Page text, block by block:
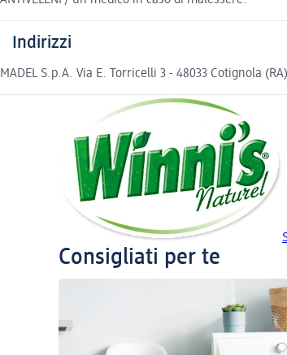
Indirizzi
MADEL S.p.A. Via E. Torricelli 3 - 48033 Cotignola
Consigliati per te